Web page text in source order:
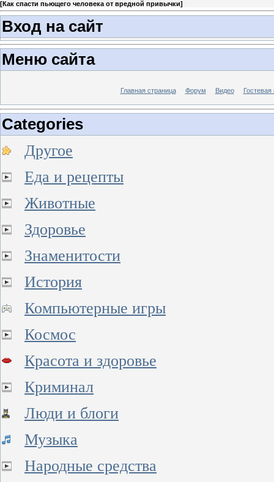
[Как спасти пьющего человека от вредной привычки]
Вход на сайт
Меню сайта
Главная страница Форум Видео Гостевая
Categories
Другое
Еда и рецепты
Животные
Здоровье
Знаменитости
История
Компьютерные игры
Космос
Красота и здоровье
Криминал
Люди и блоги
Музыка
Народные средства